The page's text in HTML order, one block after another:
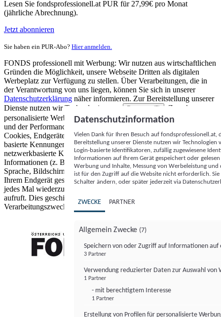
Lesen Sie fondsprofessionell.at PUR für 27,99€ pro Monat
(jährliche Abrechnung).
Jetzt abonnieren
Sie haben ein PUR-Abo? Hier anmelden.
FONDS professionell mit Werbung: Wir nutzen aus wirtschaftlichen
Gründen die Möglichkeit, unsere Webseite Dritten als digitalen
Werbeplatz zur Verfügung zu stellen. Über Verarbeitungen, die in
der Verantwortung von uns liegen, können Sie sich in unserer
Datenschutzerklärung näher informieren. Zur Bereitstellung unserer
Dienste nutzen wir Technologien von
Partnern (5)
. Zwecke:
personalisierte Werbung und Inhalte, Messung von Werbeleistung
und der Performance von Inhalten sowie Zielgruppenforschung.
Cookies, Endgeräte- oder ähnliche Online-Kennungen (z. B. login-
basierte Kennungen, zufällig generierte Kennungen,
netzwerkbasierte Kennungen) können zusammen mit anderen
Informationen (z. B. Browsertyp und Browserinformationen,
Sprache, Bildschirmgröße, unterstützte Technologien usw.) auf
Ihrem Endgerät gespeichert oder von dort ausgelesen werden, um es
jedes Mal wiederzuerkennen, wenn es eine App oder einer Webseite
aufruft. Dies geschieht für einen oder mehrere der hier aufgeführten
Verarbeitungszwecke.
Datenschutzinformation
Vielen Dank für Ihren Besuch auf
Bereitstellung unserer Dienste nutzen wir Technologien
Login-basierte Identifikatoren, zufällig zugewiesene
Informationen auf Ihrem Gerät gespeichert oder
Werbung und Inhalte, Messung von Werbeleistung
ist für den Zugriff auf die Website nicht erforderlich.
Schalter ändern, oder später jederzeit via
ZWECKE PARTNER
Allgemein Zwecke (7)
Speichern von oder Zugriff auf Informationen auf
3 Partner
Verwendung reduzierter Daten zur Auswahl von
1 Partner
- mit berechtigtem Interesse
1 Partner
Erstellung von Profilen für personalisierte
FONDS professionell